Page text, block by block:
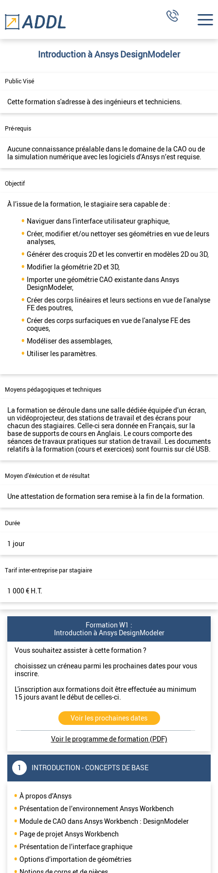
Introduction à Ansys DesignModeler
Public Visé
Cette formation s'adresse à des ingénieurs et techniciens.
Pré-requis
Aucune connaissance préalable dans le domaine de la CAO ou de
la simulation numérique avec les logiciels d’Ansys n’est requise.
Objectif
À l’issue de la formation, le stagiaire sera capable de :
Naviguer dans l'interface utilisateur graphique,
Créer, modifier et/ou nettoyer ses géométries en vue de leurs
analyses,
Générer des croquis 2D et les convertir en modèles 2D ou 3D,
Modifier la géométrie 2D et 3D,
Importer une géométrie CAO existante dans Ansys
DesignModeler,
Créer des corps linéaires et leurs sections en vue de l'analyse
FE des poutres,
Créer des corps surfaciques en vue de l'analyse FE des
coques,
Modéliser des assemblages,
Utiliser les paramètres.
Moyens pédagogiques et techniques
La formation se déroule dans une salle dédiée équipée d’un écran,
un vidéoprojecteur, des stations de travail et des écrans pour
chacun des stagiaires. Celle-ci sera donnée en Français, sur la
base de supports de cours en Anglais. Le cours comporte des
séances de travaux pratiques sur station de travail. Les documents
relatifs à la formation (cours et exercices) sont fournis sur clé USB.
Moyen d'éxécution et de résultat
Une attestation de formation sera remise à la fin de la formation.
Durée
1 jour
Tarif inter-entreprise par stagiaire
1 000 € H.T.
Formation W1 :
Introduction à Ansys DesignModeler
Vous souhaitez assister à cette formation ?
choisissez un créneau parmi les prochaines dates pour vous
inscrire.
L'inscription aux formations doit être effectuée au minimum
15 jours avant le début de celles-ci.
Voir les prochaines dates
Voir le programme de formation (PDF)
1 INTRODUCTION - CONCEPTS DE BASE
À propos d’Ansys
Présentation de l’environnement Ansys Workbench
Module de CAO dans Ansys Workbench : DesignModeler
Page de projet Ansys Workbench
Présentation de l’interface graphique
Options d’importation de géométries